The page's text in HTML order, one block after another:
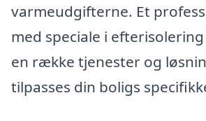
varmeudgifterne. Et
med speciale i
en række tjenester og
tilpasses din boligs